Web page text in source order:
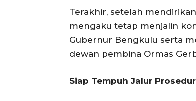
‎​Terakhir, setelah
mengaku tetap menjalin
Gubernur Bengkulu serta
dewan pembina Ormas
‎​Siap Tempuh Jalur